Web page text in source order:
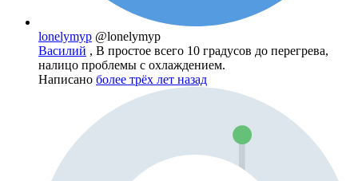
lonelymyp @lonelymyp
Василий , В простое всего 10 градусов до перегрева,
налицо проблемы с охлаждением.
Написано более трёх лет назад